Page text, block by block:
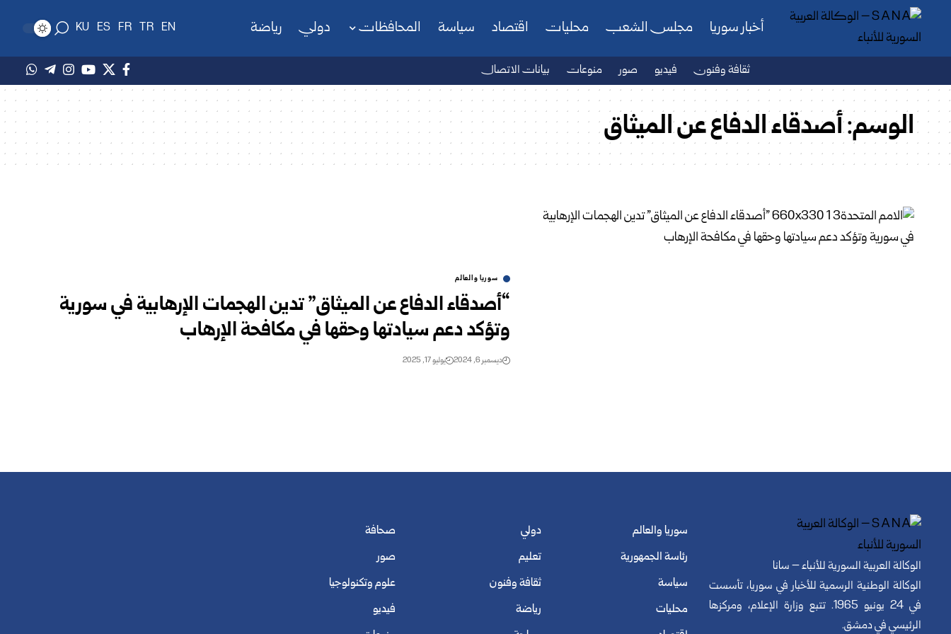
أخبار سوريا مجلس الشعب محليات اقتصاد سياسة المحافظات دولي رياضة EN
TR
FR
ES
KU
ثقافة وفنون فيديو صور منوعات بيانات الاتصال
الوسم:أصدقاء الدفاع عن الميثاق
سوريا والعالم
“أصدقاء الدفاع عن الميثاق” تدين الهجمات الإرهابية في سورية
وتؤكد دعم سيادتها وحقها في مكافحة الإرهاب
ديسمبر 6, 2024 يوليو 17, 2025
الوكالة العربية السورية للأنباء – سانا
الوكالة الوطنية الرسمية للأخبار في سوريا، تأسست
في 24 يونيو 1965. تتبع وزارة الإعلام، ومركزها
الرئيسي في دمشق.
سوريا والعالم
رئاسة الجمهورية
سياسة
محليات
دولي
تعليم
ثقافة وفنون
رياضة
صحافة
صور
علوم وتكنولوجيا
فيديو